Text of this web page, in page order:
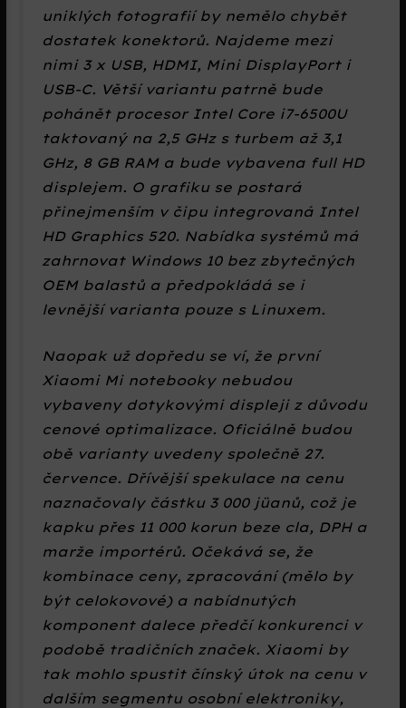
uniklých fotografií by nemělo chybět
dostatek konektorů. Najdeme mezi
nimi 3 x USB, HDMI, Mini DisplayPort i
USB-C. Větší variantu patrně bude
pohánět procesor Intel Core i7-6500U
taktovaný na 2,5 GHz s turbem až 3,1
GHz, 8 GB RAM a bude vybavena full HD
displejem. O grafiku se postará
přinejmenším v čipu integrovaná Intel
HD Graphics 520. Nabídka systémů má
zahrnovat Windows 10 bez zbytečných
OEM balastů a předpokládá se i
levnější varianta pouze s Linuxem.
Naopak už dopředu se ví, že první
Xiaomi Mi notebooky nebudou
vybaveny dotykovými displeji z důvodu
cenové optimalizace. Oficiálně budou
obě varianty uvedeny společně 27.
července. Dřívější spekulace na cenu
naznačovaly částku 3 000 jüanů, což je
kapku přes 11 000 korun beze cla, DPH a
marže importérů. Očekává se, že
kombinace ceny, zpracování (mělo by
být celokovové) a nabídnutých
komponent dalece předčí konkurenci v
podobě tradičních značek. Xiaomi by
tak mohlo spustit čínský útok na cenu v
dalším segmentu osobní elektroniky,